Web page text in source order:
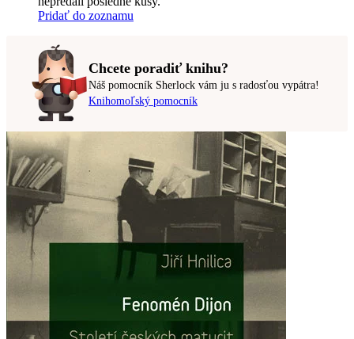
Pridať do zoznamu
Chcete poradiť knihu?
Náš pomocník Sherlock vám ju s radosťou vypátra!
Knihomoľský pomocník